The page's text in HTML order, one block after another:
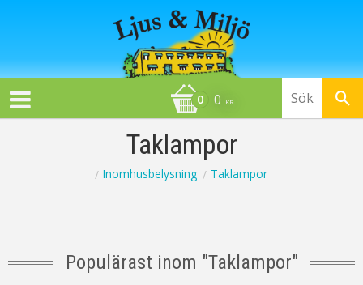
0 KR
Taklampor
Inomhusbelysning Taklampor
Populärast inom "Taklampor"